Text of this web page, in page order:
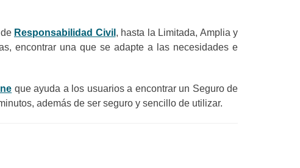
Responsabilidad Civil , hasta la Limitada, Amplia y
encontrar una que se adapte a las necesidades e
que ayuda a los usuarios a encontrar un Seguro de
además de ser seguro y sencillo de utilizar.